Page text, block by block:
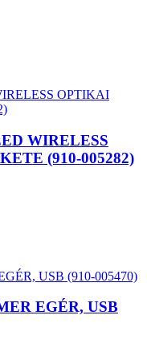
WIRELESS
(910-005282)
EGÉR, USB